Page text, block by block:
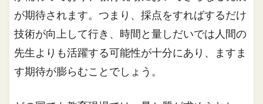
が期待されます。つまり、採点をすればするだけ
技術が向上して行き、時間と量しだいでは人間の
先生よりも活躍する可能性が十分にあり、ますま
す期待が膨らむことでしょう。